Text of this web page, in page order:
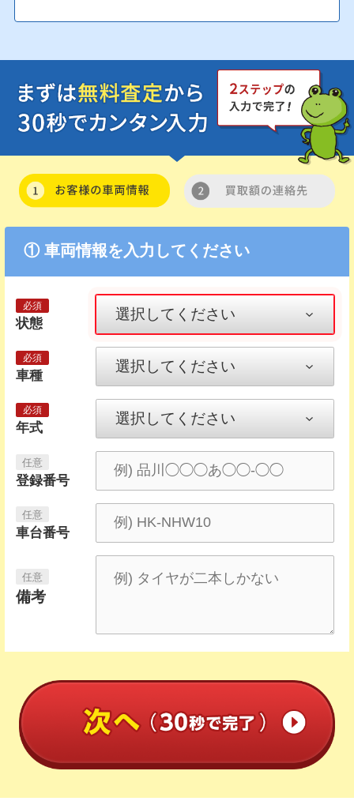
① 車両情報を入力してください
状態
車種
年式
登録番号
車台番号
備考